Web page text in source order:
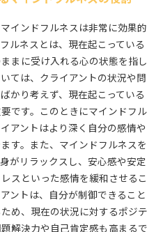
インドフルネスは非常に効果的
ルネスとは、現在起こっている
まに受け入れる心の状態を指し
ては、クライアントの状況や問
かり考えず、現在起こっている
です。このときにマインドフル
アントはより深く自分の感情や
す。また、マインドフルネスを
がリラックスし、安心感や安定
スといった感情を緩和させるこ
ントは、自分が制御できること
め、現在の状況に対するポジテ
解決力や自己肯定感も高まるで